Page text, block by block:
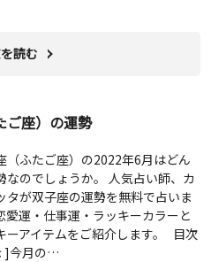
読む
ご座）の運勢
（ふたご座）の2022年6月はどん
なのでしょうか。 人気占い師、カ
タが双子座の運勢を無料で占いま
愛運・仕事運・ラッキーカラーと
ーアイテムをご紹介します。 目次
]今月の…